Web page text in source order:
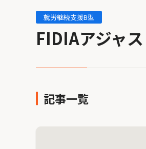
就労継続支援B型
FIDIAアジャ
記事一覧